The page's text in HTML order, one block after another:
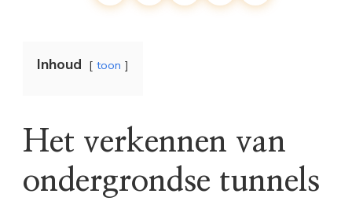
Inhoud toon
Het verkennen van
ondergrondse tunnels